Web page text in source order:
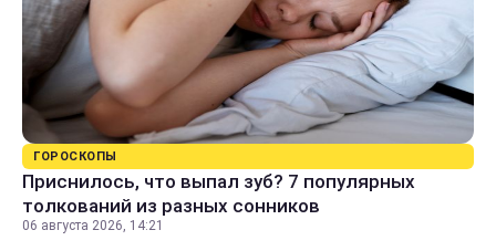
ГОРОСКОПЫ
Приснилось, что выпал зуб? 7 популярных
толкований из разных сонников
06 августа 2026, 14:21